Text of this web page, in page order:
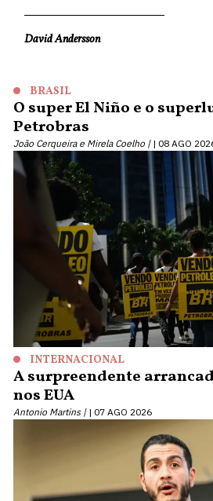
David Andersson
BRASIL
O super El Niño e o
Petrobras
João Cerqueira e Mirela Coelho | 08 AGO
INTERNACIONAL
A surpreendente
nos EUA
Antonio Martins | 07 AGO 2026